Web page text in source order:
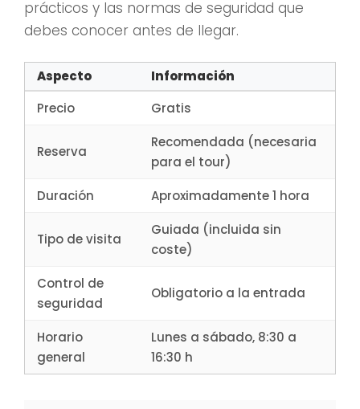
prácticos y las normas de seguridad que
debes conocer antes de llegar.
Aspecto
Información
Precio
Gratis
Reserva
Recomendada (necesaria
para el tour)
Duración
Aproximadamente 1 hora
Tipo de visita
Guiada (incluida sin
coste)
Control de
seguridad
Obligatorio a la entrada
Horario
general
Lunes a sábado, 8:30 a
16:30 h